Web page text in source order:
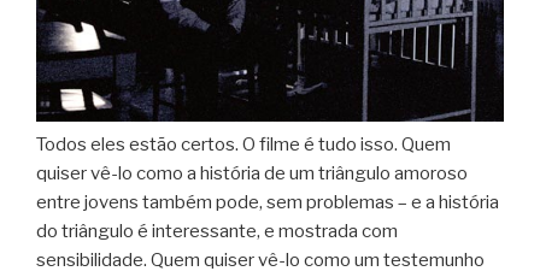
Todos eles estão certos. O filme é tudo isso. Quem
quiser vê-lo como a história de um triângulo amoroso
entre jovens também pode, sem problemas – e a história
do triângulo é interessante, e mostrada com
sensibilidade. Quem quiser vê-lo como um testemunho